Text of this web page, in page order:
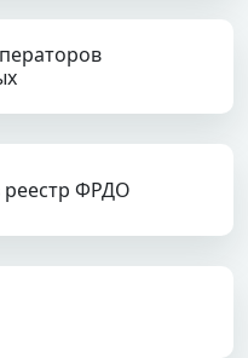
реестр ФРДО